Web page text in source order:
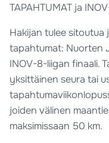
TAPAHTUMAT ja
Hakijan tulee sitoutua
tapahtumat: Nuorten
INOV-8-liigan finaali.
yksittäinen seura tai
joiden välinen
maksimissaan 50 km.